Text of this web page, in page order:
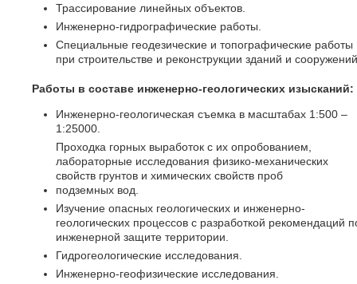
Трассирование линейных объектов.
Инженерно-гидрографические работы.
Специальные геодезические и топографические работы
при строительстве и реконструкции зданий и
Работы в составе инженерно-геологических изысканий:
Инженерно-геологическая съемка в масштабах 1:500 –
1:25000.
Проходка горных выработок с их опробованием,
лабораторные исследования физико-механических
свойств грунтов и химических свойств проб
подземных вод.
Изучение опасных геологических и инженерно-
геологических процессов с разработкой рекомендаций
инженерной защите территории.
Гидрогеологические исследования.
Инженерно-геофизические исследования.